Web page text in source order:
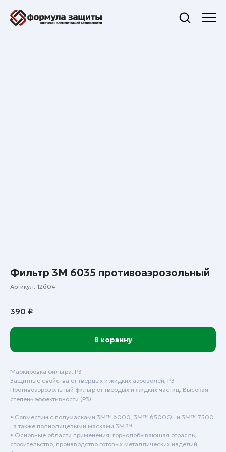
Фильтр 3М 6035 противоаэрозольный
Артикул: 12604
390 ₽
В корзину
Маркировка фильтра: Р3
Защитные свойства от твердых и жидких аэрозолей, P3
Противоаэрозольный фильтр от твердых и жидких частиц. Высокая
степень эффективности (P3)
• Совместим с полумасками 3M™ 6000, 3M™ 6500QL и 3M™ 7500
, а также полнолицевыми масками 3M ™
• Основные области применения: горнодобывающая отрасль,
строительство, производство готовых металлических изделий,